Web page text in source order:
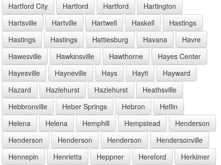
Hartford City
Hartford Hartford
Hartington
Hartsville
Hartville Hartwell Haskell
Hastings
Hastings
Hastings Hattiesburg Havana
Havre
Hawesville
Hawkinsville Hawthorne
Hayes Center
Hayesville
Hayneville Hays Hayti
Hayward
Hazard
Hazlehurst Hazlehurst
Heathsville
Hebbronville
Heber Springs Hebron
Heflin
Helena
Helena Hemphill Hempstead
Henderson
Henderson
Henderson Henderson
Hendersonville
Hennepin
Henrietta Heppner Hereford
Herkimer